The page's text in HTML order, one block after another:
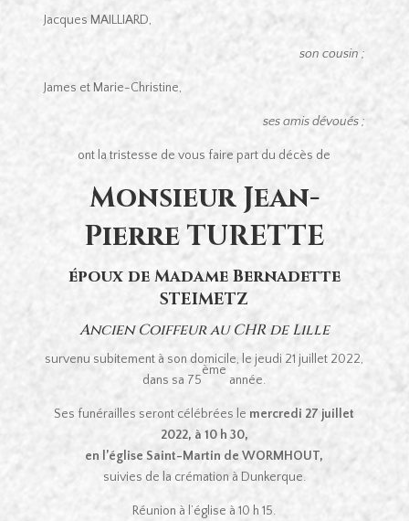
Jacques MAILLIARD,
son cousin ;
James et Marie-Christine,
ses amis dévoués ;
ont la tristesse de vous faire part du décès de
Monsieur Jean-
Pierre TURETTE
époux de Madame Bernadette
STEIMETZ
Ancien Coiffeur au CHR de Lille
survenu subitement à son domicile, le jeudi 21 juillet 2022,
dans sa 75
ème
année.
Ses funérailles seront célébrées le mercredi 27 juillet
2022, à 10 h 30,
en l’église Saint-Martin de WORMHOUT,
suivies de la crémation à Dunkerque.
Réunion à l’église à 10 h 15.